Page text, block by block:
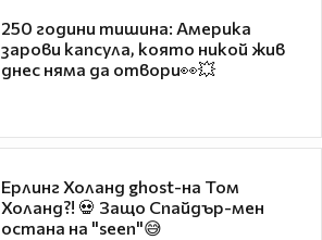
250 години тишина: Америка
зарови капсула, която никой жив
днес няма да отвори👀💥
Ерлинг Холанд ghost-на Том
Холанд?! 💀 Защо Спайдър-мен
остана на "seen"😅